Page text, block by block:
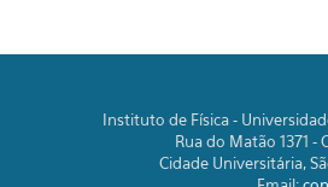
Instituto de Física -
Rua do Matão 1371 -
Cidade Universitária,